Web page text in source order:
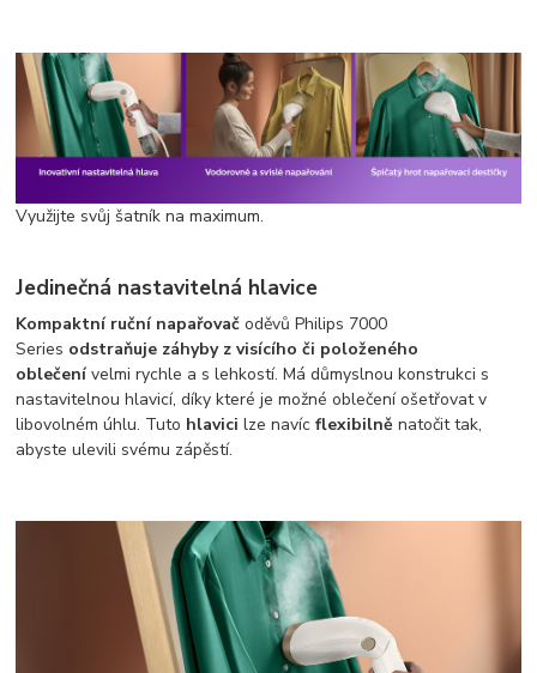
Využijte svůj šatník na maximum.
Jedinečná nastavitelná hlavice
Kompaktní ruční napařovač oděvů Philips 7000
Series odstraňuje záhyby z visícího či položeného
oblečenívelmi rychle a s lehkostí. Má důmyslnou konstrukci s
nastavitelnou hlavicí, díky které je možné oblečení ošetřovat v
libovolném úhlu. Tuto hlavici lze navícflexibilně natočit tak,
abyste ulevili svému zápěstí.